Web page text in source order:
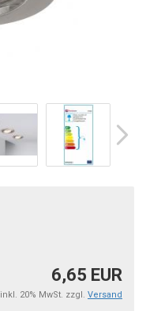
6,65 EUR
inkl. 20% MwSt. zzgl. Versand